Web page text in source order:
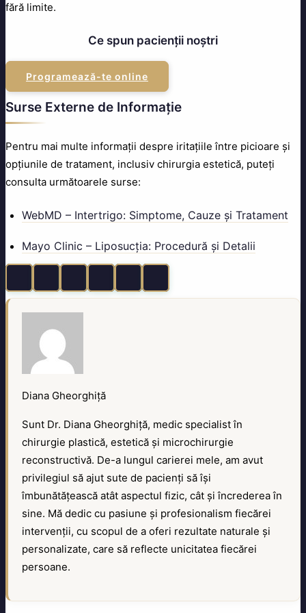
fără limite.
Ce spun pacienții noștri
Programează-te online
Surse Externe de Informație
Pentru mai multe informații despre iritațiile între picioare și
opțiunile de tratament, inclusiv chirurgia estetică, puteți
consulta următoarele surse:
WebMD – Intertrigo: Simptome, Cauze și Tratament
Mayo Clinic – Liposucția: Procedură și Detalii
Diana Gheorghiță
Sunt Dr. Diana Gheorghiță, medic specialist în
chirurgie plastică, estetică și microchirurgie
reconstructivă. De-a lungul carierei mele, am avut
privilegiul să ajut sute de pacienți să își
îmbunătățească atât aspectul fizic, cât și încrederea în
sine. Mă dedic cu pasiune și profesionalism fiecărei
intervenții, cu scopul de a oferi rezultate naturale și
personalizate, care să reflecte unicitatea fiecărei
persoane.